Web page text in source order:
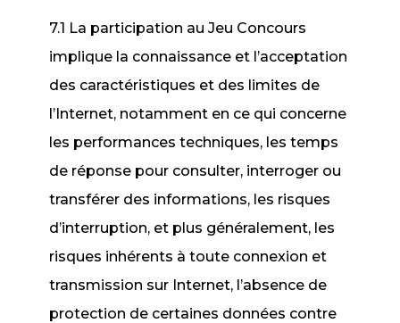
7.1 La participation au Jeu Concours
implique la connaissance et l’acceptation
des caractéristiques et des limites de
l’Internet, notamment en ce qui concerne
les performances techniques, les temps
de réponse pour consulter, interroger ou
transférer des informations, les risques
d’interruption, et plus généralement, les
risques inhérents à toute connexion et
transmission sur Internet, l’absence de
protection de certaines données contre